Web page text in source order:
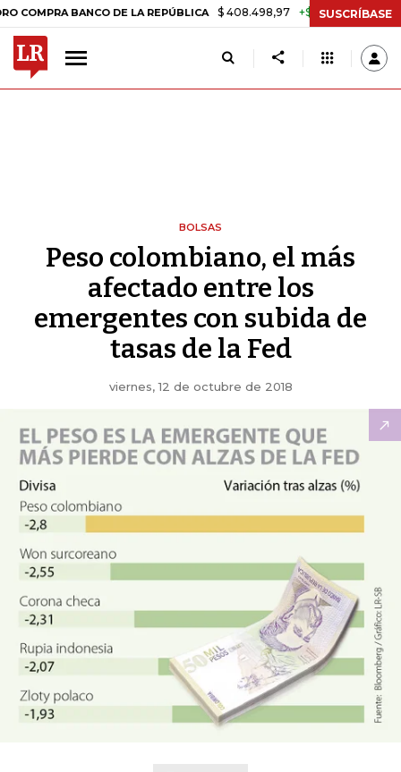
BANCO DE LA REPÚBLICA $ 408.498,97 +$ 8.753,81 +2,19%
SUSCRÍBASE
BOLSAS
Peso colombiano, el más
afectado entre los
emergentes con subida de
tasas de la Fed
viernes, 12 de octubre de 2018